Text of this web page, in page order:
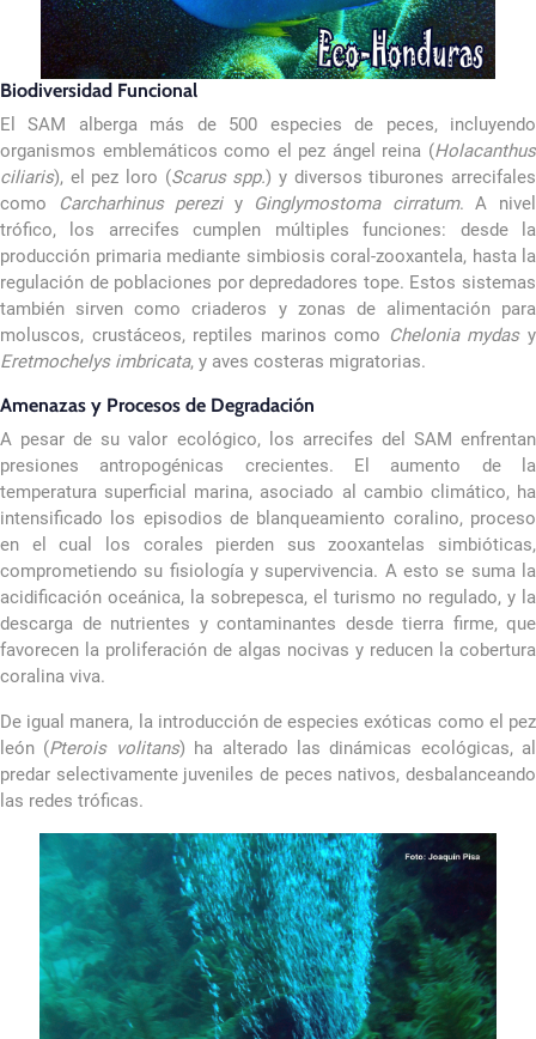
Biodiversidad Funcional
El SAM alberga más de 500 especies de peces, incluyendo
organismos emblemáticos como el pez ángel reina (Holacanthus
ciliaris), el pez loro (Scarus spp.) y diversos tiburones arrecifales
como
Carcharhinus pereziy Ginglymostoma cirratum. A nivel
trófico, los arrecifes cumplen múltiples funciones: desde la
producción primaria mediante simbiosis coral-zooxantela, hasta la
regulación de poblaciones por depredadores tope. Estos sistemas
también sirven como criaderos y zonas de alimentación para
moluscos, crustáceos, reptiles marinos como Chelonia mydasy
Eretmochelys imbricata, y aves costeras migratorias.
Amenazas y Procesos de Degradación
A pesar de su valor ecológico, los arrecifes del SAM enfrentan
presiones antropogénicas crecientes. El aumento de la
temperatura superficial marina, asociado al cambio climático, ha
intensificado los episodios de blanqueamiento coralino, proceso
en el cual los corales pierden sus zooxantelas simbióticas,
comprometiendo su fisiología y supervivencia. A esto se suma la
acidificación oceánica, la sobrepesca, el turismo no regulado, y la
descarga de nutrientes y contaminantes desde tierra firme, que
favorecen la proliferación de algas nocivas y reducen la cobertura
coralina viva.
De igual manera, la introducción de especies exóticas como el pez
león (Pterois volitans) ha alterado las dinámicas ecológicas, al
predar selectivamente juveniles de peces nativos, desbalanceando
las redes tróficas.